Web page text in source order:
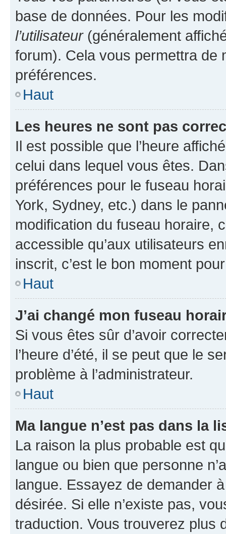
base de données. Pour les
l’utilisateur(généralement
forum). Cela vous permettra de
préférences.
Haut
Les heures ne sont pas
Il est possible que l’heure
celui dans lequel vous êtes.
préférences pour le fuseau
York, Sydney, etc.) dans le
modification du fuseau horaire,
accessible qu’aux utilisateurs
inscrit, c’est le bon moment
Haut
J’ai changé mon fuseau
Si vous êtes sûr d’avoir
l’heure d’été, il se peut que le
problème à l’administrateur.
Haut
Ma langue n’est pas dans la
La raison la plus probable est
langue ou bien que personne
langue. Essayez de demander
désirée. Si elle n’existe pas,
traduction. Vous trouverez plus